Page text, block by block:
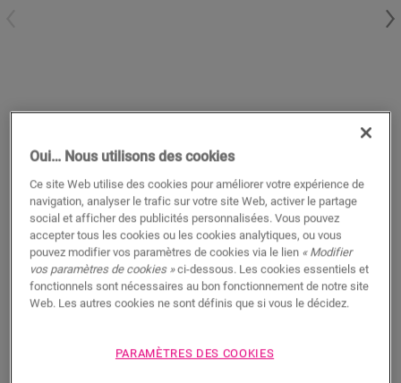
Comfort Underlay
ACCESSOIRES POUR VINYLE
SOUS-COUCHE COMFORT
QSVUDLCOMFORT15
Protection du joint à encliquetage
Oui… Nous utilisons des cookies
Ce site Web utilise des cookies pour améliorer votre expérience de
navigation, analyser le trafic sur votre site Web, activer le partage
social et afficher des publicités personnalisées. Vous pouvez
accepter tous les cookies ou les cookies analytiques, ou vous
pouvez modifier vos paramètres de cookies via le lien « Modifier
vos paramètres de cookies »ci-dessous. Les cookies essentiels et
fonctionnels sont nécessaires au bon fonctionnement de notre site
Web. Les autres cookies ne sont définis que si vous le décidez.
PARAMÈTRES DES COOKIES